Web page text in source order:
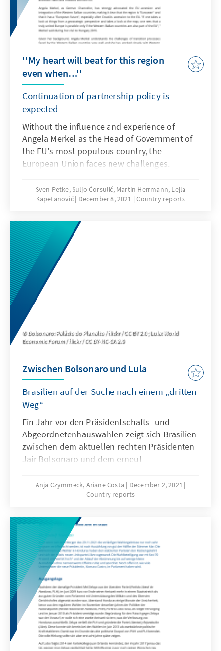
''My heart will beat for this region
even when…''
Continuation of partnership policy is
expected
Without the influence and experience of
Angela Merkel as the Head of Government of
the EU's most populous country, the
European Union faces new challenges.
Sven Petke, Suljo Ćorsulić, Martin Herrmann, Lejla
Kapetanović
December 8, 2021 Country reports
Bolsonaro: Palácio do Planalto / flickr / CC BY 2.0 ; Lula: World
Economic Forum / flickr / CC BY-NC-SA 2.0
Zwischen Bolsonaro und Lula
Brasilien auf der Suche nach einem „dritten
Weg“
Ein Jahr vor den Präsidentschafts- und
Abgeordnetenhauswahlen zeigt sich Brasilien
zwischen dem aktuellen rechten Präsidenten
Jair Bolsonaro und dem erneut
Präsidenten Luiz Inácio Lula da Silva
polarisiert. Auf der Suche nach einem „dritten
politischen Parteien in einer schwierigen
Phase, die beim Übergang zur Demokratie in
den Jahren nach der Militärdiktatur (1964-
1985) eine entscheidende Rolle gespielt und
die demokratische Entwicklung maßgeblich
mitbestimmt haben. Mit mehr als dreißig beim
Obersten Wahlgerichtshof (Tribunal Superior
Eleitoral, TSE) registrierten Parteien ist das
Land von einem
„Koalitionspräsidentialismus" abhängig, der
versuchen muss aus mehreren Parteien eine
Anja Czymmeck, Ariane Costa
December 2, 2021
Country reports